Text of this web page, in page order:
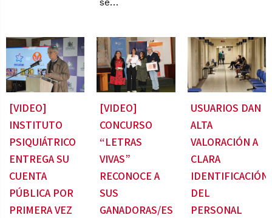
[VIDEO]
INSTITUTO
PSIQUIÁTRICO
ENTREGA SU
CUENTA
PÚBLICA POR
PRIMERA VEZ
[VIDEO]
CONCURSO
“LETRAS
VIVAS”
RECONOCE A
SUS
GANADORAS/ES
USUARIOS DAN
ALTA
VALORACIÓN A
CLARA
IDENTIFICACIÓN
DEL
PERSONAL